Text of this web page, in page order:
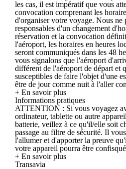
les cas, il est impératif que vous
convocation comprenant les
d'organiser votre voyage. Nous ne
responsables d'un changement
réservation et la convocation
l'aéroport, les horaires en heures
seront communiqués dans les 48
vous signalons que l'aéroport
différent de l'aéroport de départ et
susceptibles de faire l'objet d'une
être de jour comme nuit à l'aller
+ En savoir plus
Informations pratiques
ATTENTION : Si vous voyagez
ordinateur, tablette ou autre
batterie, veillez à ce qu'il/elle soit
passage au filtre de sécurité. Il
l'allumer et d'apporter la preuve
votre appareil pourra être
+ En savoir plus
Transavia